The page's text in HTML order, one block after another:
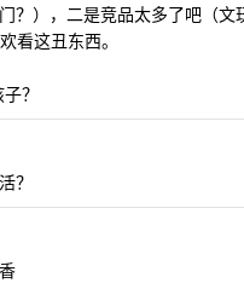
？），二是竞品太多了吧（
看这丑东西。
？
？